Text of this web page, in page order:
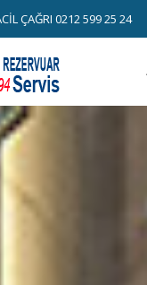
ÇAĞRI 0212 599 25 24